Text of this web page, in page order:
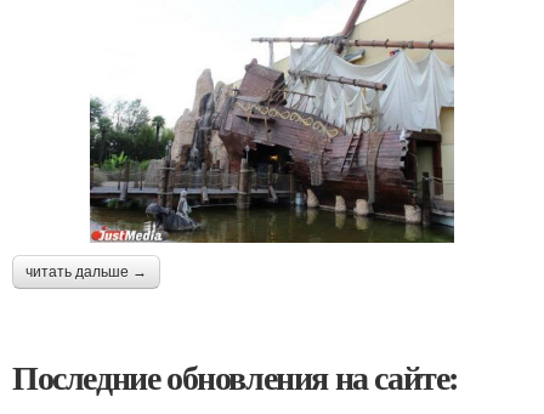
читать дальше →
Последние обновления на сайте: